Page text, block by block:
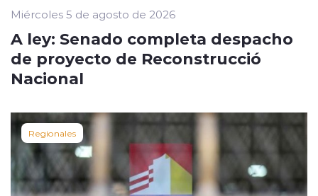
Miércoles 5 de agosto de 2026
A ley: Senado completa despacho
de proyecto de Reconstrucció
Nacional
Regionales